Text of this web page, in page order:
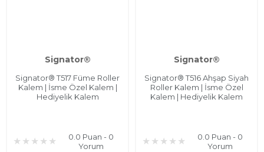
Signator®
Signator® T517 Füme Roller
Kalem | İsme Özel Kalem |
Hediyelik Kalem
0.0 Puan - 0
Yorum
Signator®
Signator® T516 Ahşap Siyah
Roller Kalem | İsme Özel
Kalem | Hediyelik Kalem
0.0 Puan - 0
Yorum